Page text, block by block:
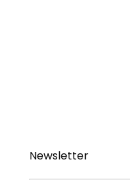
Newsletter